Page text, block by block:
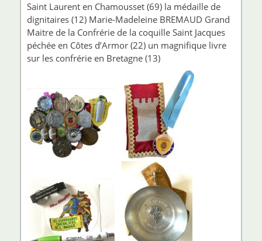
Saint Laurent en Chamousset (69) la médaille de
dignitaires (12) Marie-Madeleine BREMAUD Grand
Maitre de la Confrérie de la coquille Saint Jacques
péchée en Côtes d’Armor (22) un magnifique livre
sur les confrérie en Bretagne (13)